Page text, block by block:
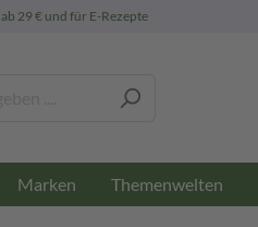
ab 29 € und für E-Rezepte
Marken Themenwelten